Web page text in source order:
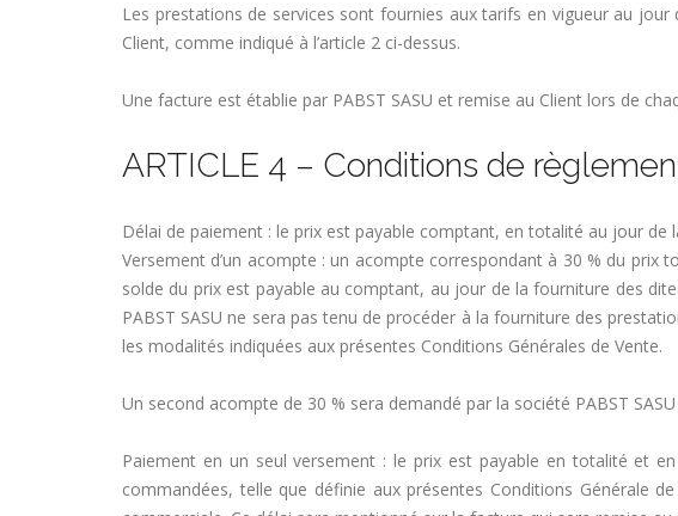
Les prestations de services sont fournies aux tarifs en vigueur au
Client, comme indiqué à l’article 2 ci-dessus.
Une facture est établie par PABST SASU et remise au Client lors de
ARTICLE 4 – Conditions de
Délai de paiement : le prix est payable comptant, en totalité au jour
Versement d’un acompte : un acompte correspondant à 30 % du
solde du prix est payable au comptant, au jour de la fourniture des
PABST SASU ne sera pas tenu de procéder à la fourniture des
les modalités indiquées aux présentes Conditions Générales de Vente.
Un second acompte de 30 % sera demandé par la société PABST
Paiement en un seul versement : le prix est payable en totalité et
commandées, telle que définie aux présentes Conditions Générale